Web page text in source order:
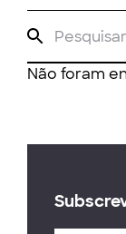
Não foram